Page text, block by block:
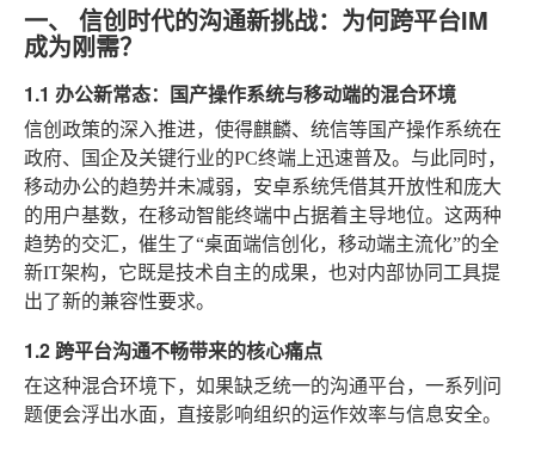
一、 信创时代的沟通新挑战：为何跨平台IM
成为刚需？
1.1 办公新常态：国产操作系统与移动端的混合环境
信创政策的深入推进，使得麒麟、统信等国产操作系统在
政府、国企及关键行业的PC终端上迅速普及。与此同时，
移动办公的趋势并未减弱，安卓系统凭借其开放性和庞大
的用户基数，在移动智能终端中占据着主导地位。这两种
趋势的交汇，催生了“桌面端信创化，移动端主流化”的全
新IT架构，它既是技术自主的成果，也对内部协同工具提
出了新的兼容性要求。
1.2 跨平台沟通不畅带来的核心痛点
在这种混合环境下，如果缺乏统一的沟通平台，一系列问
题便会浮出水面，直接影响组织的运作效率与信息安全。